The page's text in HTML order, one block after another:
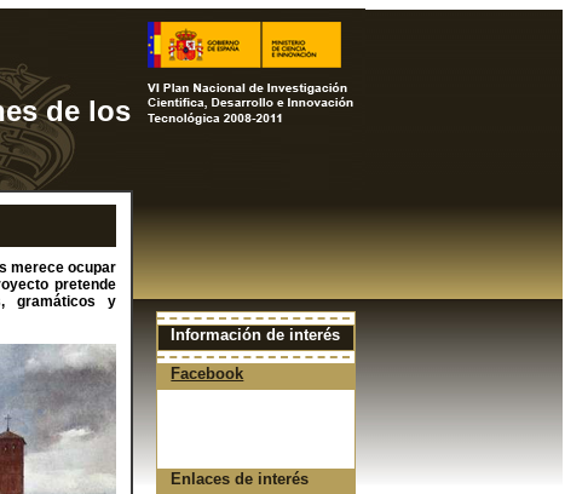
de los
merece ocupar
pretende
gramáticos y
Información de interés
Facebook
Enlaces de interés